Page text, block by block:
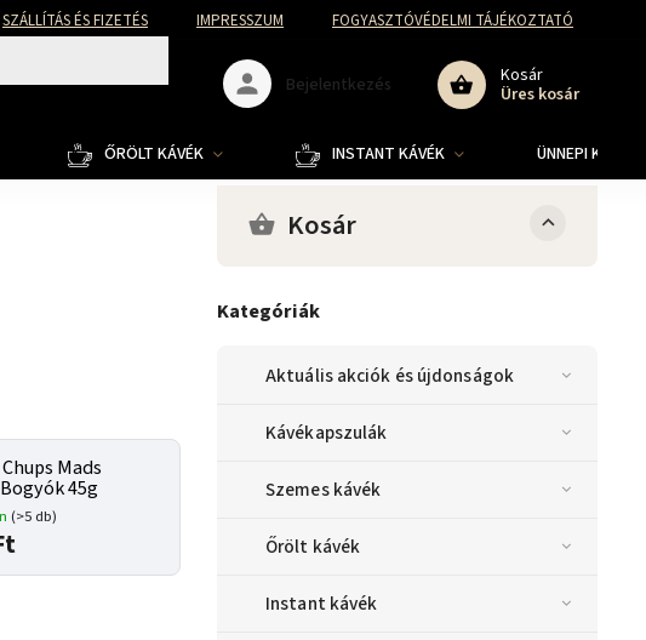
SZÁLLÍTÁS ÉS FIZETÉS IMPRESSZUM FOGYASZTÓVÉDELMI TÁJÉKOZTATÓ
Kosár
Üres kosár
Bejelentkezés
ŐRÖLT KÁVÉK INSTANT KÁVÉK ÜNNEPI
Kosár
Kategóriák
Aktuális akciók és újdonságok
Kávékapszulák
Szemes kávék
Őrölt kávék
Instant kávék
Mads
45g
(>5 db)